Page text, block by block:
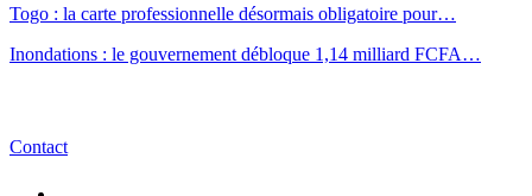
Togo : la carte professionnelle désormais obligatoire pour…
Inondations : le gouvernement débloque 1,14 milliard FCFA…
Contact